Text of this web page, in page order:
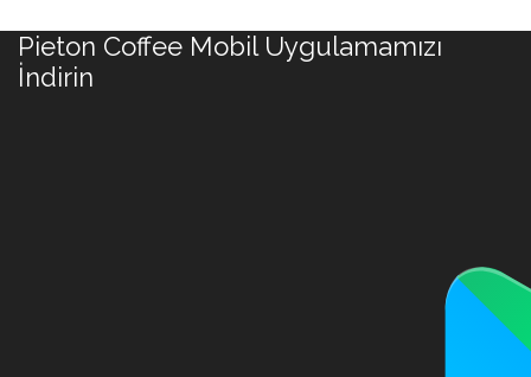
Pieton Coffee Mobil Uygulamamızı
İndirin